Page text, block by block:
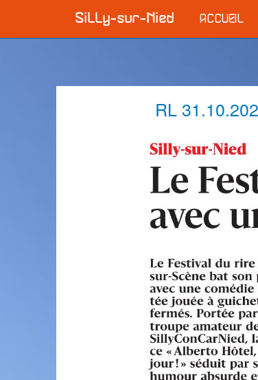
ACCUEIL
RL